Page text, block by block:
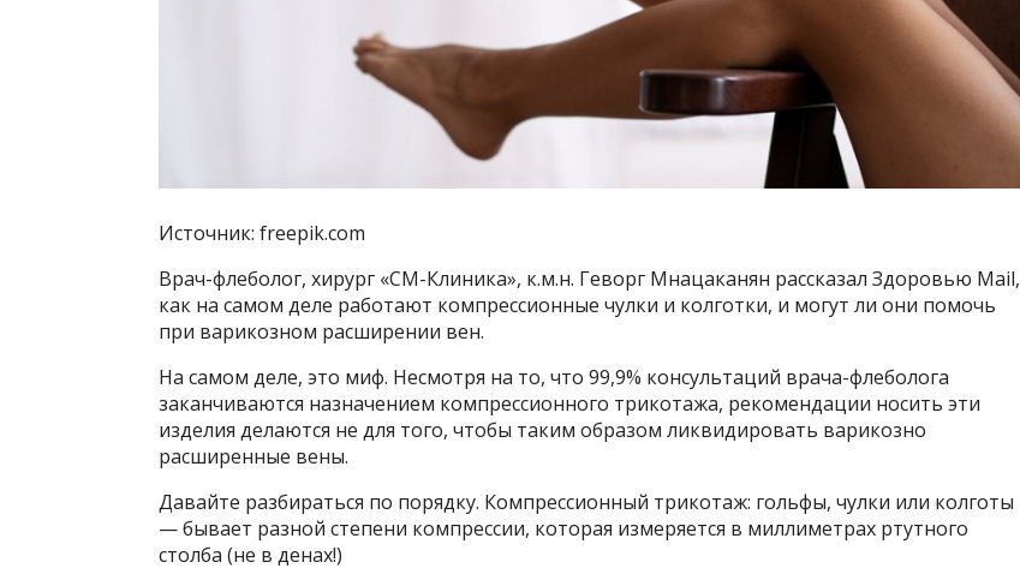
Источник: freepik.com
Врач-флеболог, хирург «СМ-Клиника», к.м.н. Геворг Мнацаканян рассказал Здоровью Mail,
как на самом деле работают компрессионные чулки и колготки, и могут ли они помочь
при варикозном расширении вен.
На самом деле, это миф. Несмотря на то, что 99,9% консультаций врача-флеболога
заканчиваются назначением компрессионного трикотажа, рекомендации носить эти
изделия делаются не для того, чтобы таким образом ликвидировать варикозно
расширенные вены.
Давайте разбираться по порядку. Компрессионный трикотаж: гольфы, чулки или колготы
— бывает разной степени компрессии, которая измеряется в миллиметрах ртутного
столба (не в денах!)